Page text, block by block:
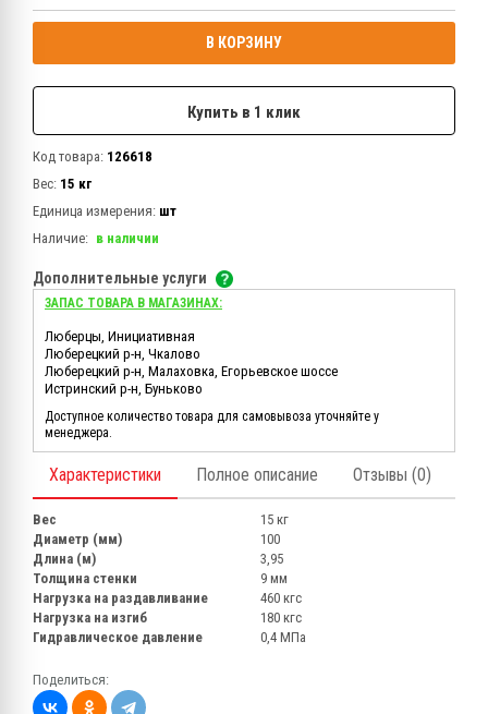
В КОРЗИНУ
Купить в 1 клик
Код товара: 126618
Вес: 15 кг
Единица измерения: шт
Наличие: в наличии
Дополнительные услуги
ЗАПАС ТОВАРА В МАГАЗИНАХ:
Люберцы, Инициативная
Люберецкий р-н, Чкалово
Люберецкий р-н, Малаховка, Егорьевское шоссе
Истринский р-н, Буньково
Доступное количество товара для самовывоза уточняйте у
менеджера.
Характеристики Полное описание Отзывы (0)
Вес
15 кг
Диаметр (мм)
100
Длина (м)
3,95
Толщина стенки
9 мм
Нагрузка на раздавливание
460 кгс
Нагрузка на изгиб
180 кгс
Гидравлическое давление
0,4 МПа
Поделиться: